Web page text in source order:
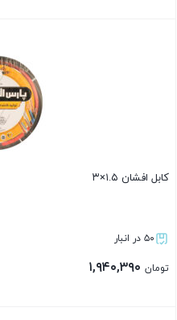
کابل افشان ۱.۵×۳
۵۰ در انبار
تومان